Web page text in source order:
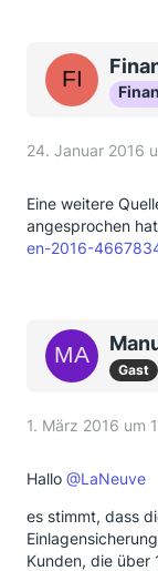
24. Januar 2016
Eine weitere
angesprochen
en-2016-
Gast
1. März 2016 um
Hallo @LaNeuve
es stimmt, dass
Kunden, die